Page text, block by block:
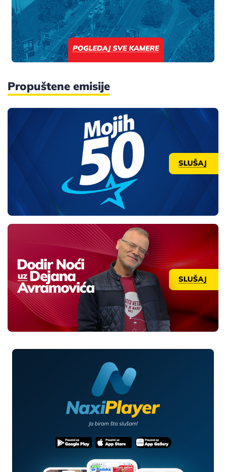
Propuštene emisije